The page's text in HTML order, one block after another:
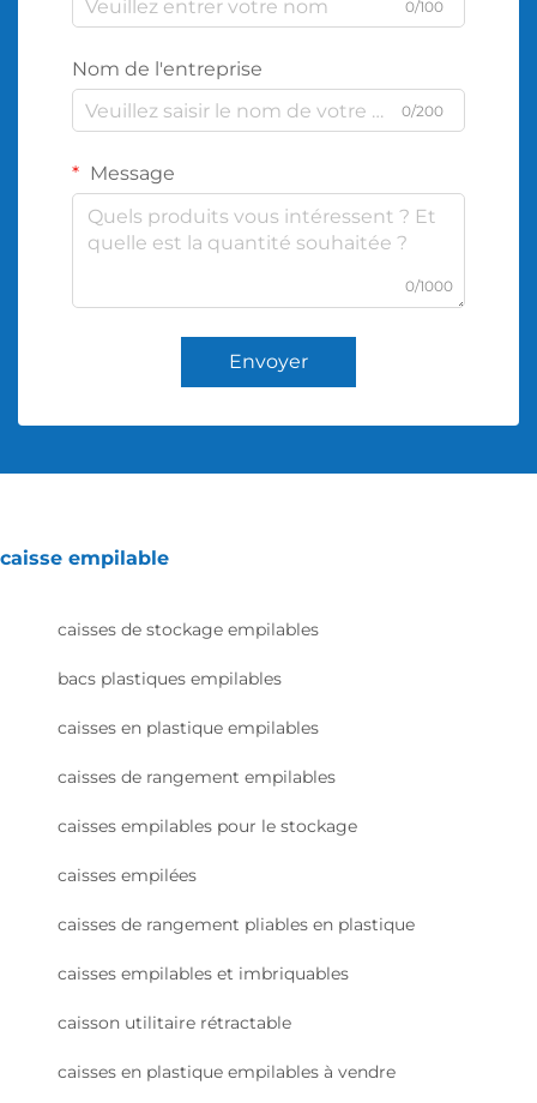
0/100
Nom de l'entreprise
0/200
Message
0/1000
Envoyer
caisse empilable
caisses de stockage empilables
bacs plastiques empilables
caisses en plastique empilables
caisses de rangement empilables
caisses empilables pour le stockage
caisses empilées
caisses de rangement pliables en plastique
caisses empilables et imbriquables
caisson utilitaire rétractable
caisses en plastique empilables à vendre